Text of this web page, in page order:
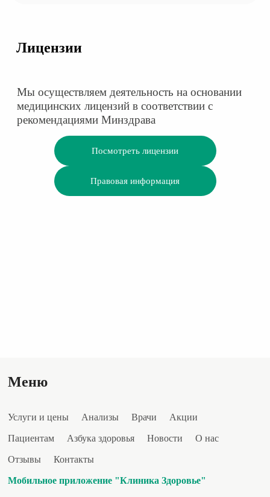
Лицензии
Мы осуществляем деятельность на основании
медицинских лицензий в соответствии с
рекомендациями Минздрава
Посмотреть лицензии
Правовая информация
Меню
Услуги и цены Анализы Врачи Акции
Пациентам Азбука здоровья Новости О нас
Отзывы Контакты
Мобильное приложение "Клиника Здоровье"